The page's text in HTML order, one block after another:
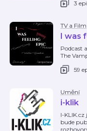
3
TV a Film
I was
Podcast
The
59
Umění
i-klik
I-KLIK.cz
bude